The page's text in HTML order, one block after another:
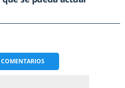
COMENTARIOS